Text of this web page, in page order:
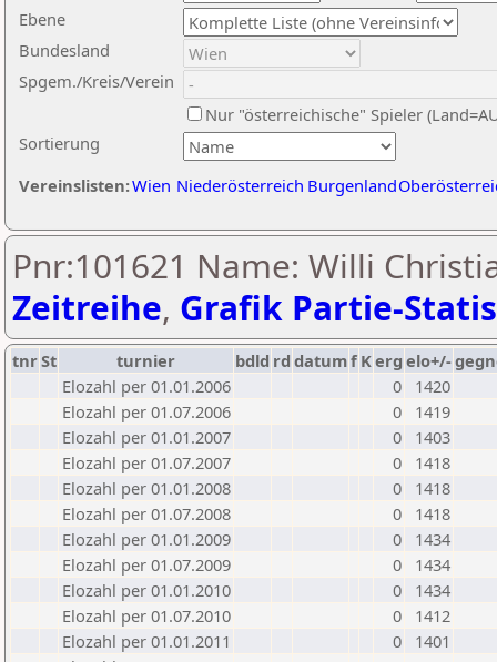
Ebene
Sortierung
Bundesland
Spgem./Kreis/Verein
Nur "österreichische" Spieler
Vereinslisten:Wien Niederösterreich Burgenland
Pnr:101621 Name: Willi
Zeitreihe, Grafik Partie-
tnrSt turnier bdld rd datumf Kerg elo+/-
Elozahl per 01.01.2006
0
1420
Elozahl per 01.07.2006
0
1419
Elozahl per 01.01.2007
0
1403
Elozahl per 01.07.2007
0
1418
Elozahl per 01.01.2008
0
1418
Elozahl per 01.07.2008
0
1418
Elozahl per 01.01.2009
0
1434
Elozahl per 01.07.2009
0
1434
Elozahl per 01.01.2010
0
1434
Elozahl per 01.07.2010
0
1412
Elozahl per 01.01.2011
0
1401